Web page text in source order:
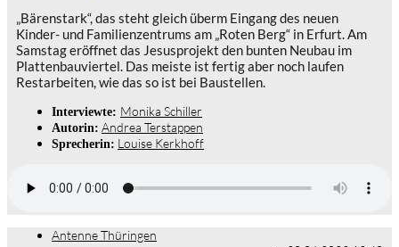
„Bärenstark“, das steht gleich überm Eingang des neuen
Kinder- und Familienzentrums am „Roten Berg“ in Erfurt. Am
Samstag eröffnet das Jesusprojekt den bunten Neubau im
Plattenbauviertel. Das meiste ist fertig aber noch laufen
Restarbeiten, wie das so ist bei Baustellen.
Interviewte: Monika Schiller
Autorin: Andrea Terstappen
Sprecherin: Louise Kerkhoff
Antenne Thüringen